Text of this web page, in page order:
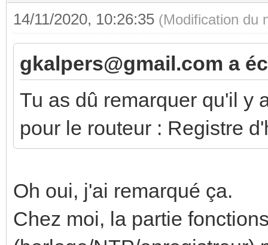
14/11/2020, 10:26:35 (Modification du
gkalpers@gmail.com a
Tu as dû remarquer qu'il y
pour le routeur : Registre
Oh oui, j'ai remarqué ça.
Chez moi, la partie